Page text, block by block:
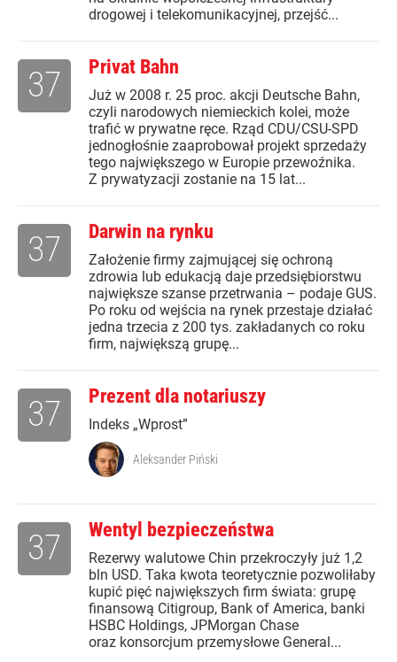
drogowej i telekomunikacyjnej, przejść...
Privat Bahn
Już w 2008 r. 25 proc. akcji Deutsche Bahn,
czyli narodowych niemieckich kolei, może
trafić w prywatne ręce. Rząd CDU/CSU-SPD
jednogłośnie zaaprobował projekt sprzedaży
tego największego w Europie przewoźnika.
Z prywatyzacji zostanie na 15 lat...
37
Darwin na rynku
Założenie firmy zajmującej się ochroną
zdrowia lub edukacją daje przedsiębiorstwu
największe szanse przetrwania – podaje GUS.
Po roku od wejścia na rynek przestaje działać
jedna trzecia z 200 tys. zakładanych co roku
firm, największą grupę...
37
Prezent dla notariuszy
Indeks „Wprost”
37
Aleksander Piński
Wentyl bezpieczeństwa
Rezerwy walutowe Chin przekroczyły już 1,2
bln USD. Taka kwota teoretycznie pozwoliłaby
kupić pięć największych firm świata: grupę
finansową Citigroup, Bank of America, banki
HSBC Holdings, JPMorgan Chase
oraz konsorcjum przemysłowe General...
37